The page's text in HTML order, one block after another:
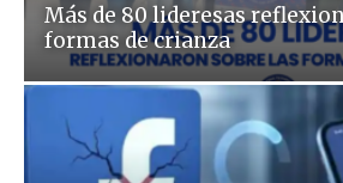
Más de 80 lideresas
formas de crianza